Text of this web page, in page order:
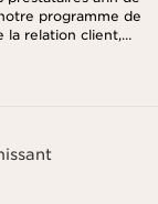
programme de
la relation client,
en fonction